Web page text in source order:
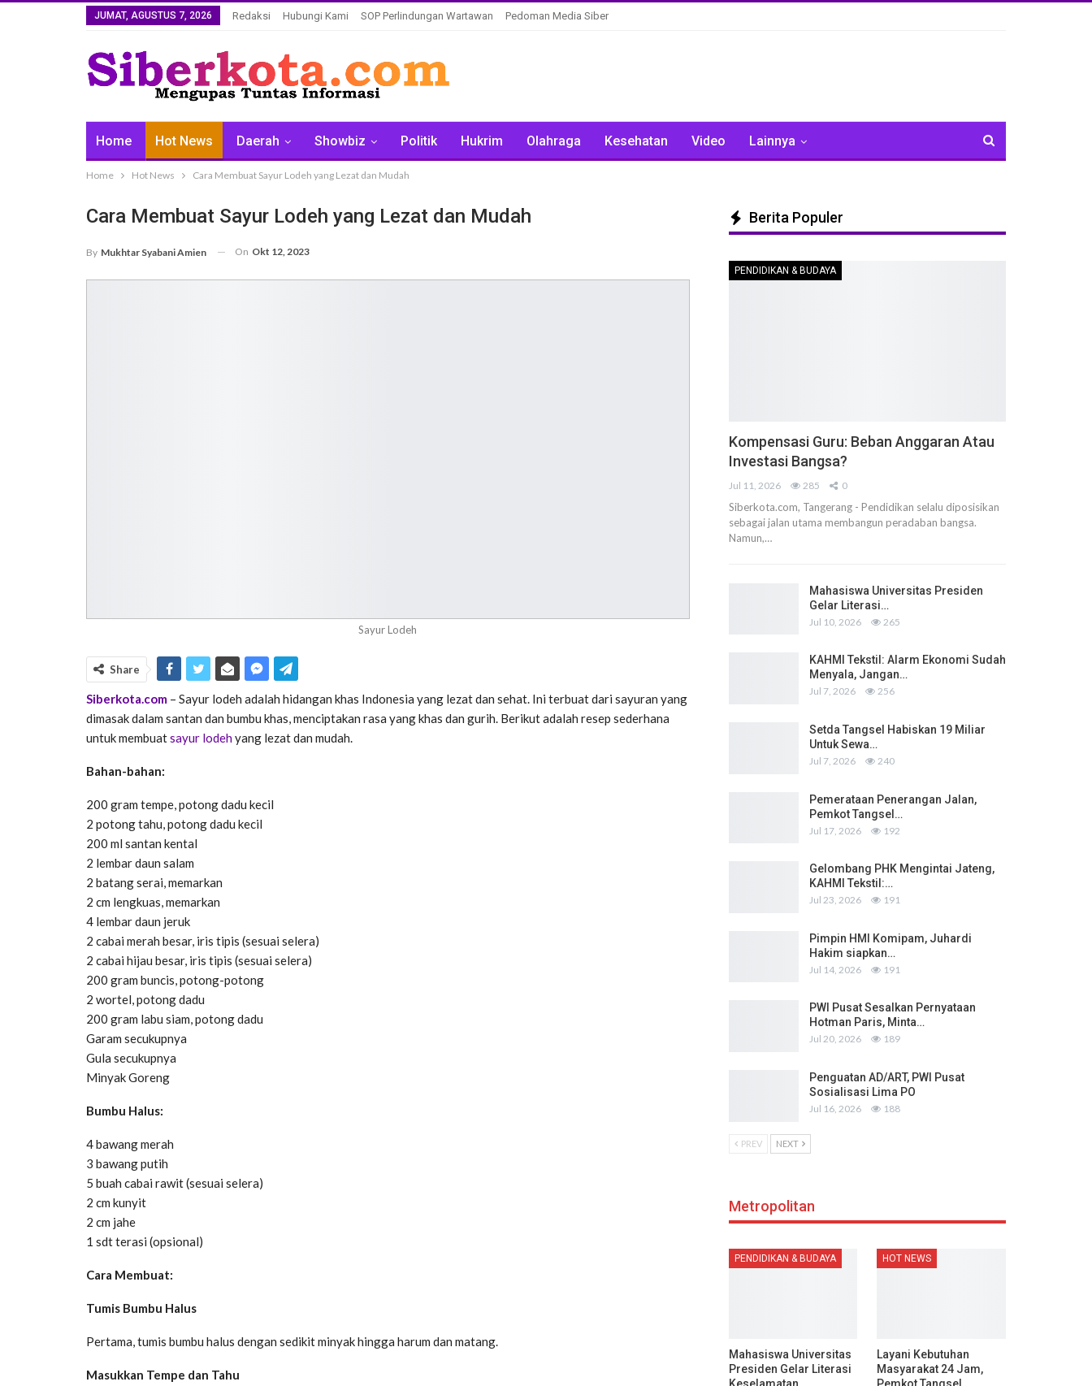
JUMAT, AGUSTUS 7, 2026 Redaksi Hubungi Kami SOP Perlindungan Wartawan Pedoman Media Siber
Home Hot News Daerah Showbiz Politik Hukrim Olahraga Kesehatan Video Lainnya
Home Hot News Cara Membuat Sayur Lodeh yang Lezat dan Mudah
Cara Membuat Sayur Lodeh yang Lezat dan Mudah
By Mukhtar Syabani Amien On Okt 12, 2023
Sayur Lodeh
Share
Siberkota.com – Sayur lodeh adalah hidangan khas Indonesia yang lezat dan sehat. Ini terbuat dari sayuran yang
dimasak dalam santan dan bumbu khas, menciptakan rasa yang khas dan gurih. Berikut adalah resep sederhana
untuk membuatsayur lodehyang lezat dan mudah.
Bahan-bahan:
200 gram tempe, potong dadu kecil
2 potong tahu, potong dadu kecil
200 ml santan kental
2 lembar daun salam
2 batang serai, memarkan
2 cm lengkuas, memarkan
4 lembar daun jeruk
2 cabai merah besar, iris tipis (sesuai selera)
2 cabai hijau besar, iris tipis (sesuai selera)
200 gram buncis, potong-potong
2 wortel, potong dadu
200 gram labu siam, potong dadu
Garam secukupnya
Gula secukupnya
Minyak Goreng
Bumbu Halus:
4 bawang merah
3 bawang putih
5 buah cabai rawit (sesuai selera)
2 cm kunyit
2 cm jahe
1 sdt terasi (opsional)
Cara Membuat:
Tumis Bumbu Halus
Pertama, tumis bumbu halus dengan sedikit minyak hingga harum dan matang.
Masukkan Tempe dan Tahu
Berita Populer
PENDIDIKAN & BUDAYA
Kompensasi Guru: Beban Anggaran Atau
Investasi Bangsa?
Jul 11, 2026 285 0
Siberkota.com, Tangerang - Pendidikan selalu diposisikan
sebagai jalan utama membangun peradaban bangsa.
Namun,…
Mahasiswa Universitas Presiden
Gelar Literasi…
Jul 10, 2026 265
KAHMI Tekstil: Alarm Ekonomi Sudah
Menyala, Jangan…
Jul 7, 2026 256
Setda Tangsel Habiskan 19 Miliar
Untuk Sewa…
Jul 7, 2026 240
Pemerataan Penerangan Jalan,
Pemkot Tangsel…
Jul 17, 2026 192
Gelombang PHK Mengintai Jateng,
KAHMI Tekstil:…
Jul 23, 2026 191
Pimpin HMI Komipam, Juhardi
Hakim siapkan…
Jul 14, 2026 191
PWI Pusat Sesalkan Pernyataan
Hotman Paris, Minta…
Jul 20, 2026 189
Penguatan AD/ART, PWI Pusat
Sosialisasi Lima PO
Jul 16, 2026 188
PREV NEXT
Metropolitan
PENDIDIKAN & BUDAYA
Mahasiswa Universitas
Presiden Gelar Literasi
HOT NEWS
Layani Kebutuhan
Masyarakat 24 Jam,